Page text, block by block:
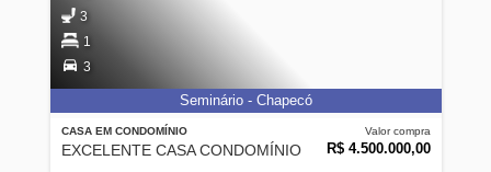
CASA EM CONDOMÍNIO
EXCELENTE CASA CONDOMÍNIO
Valor compra
R$ 4.500.000,00
3
1
3
Seminário - Chapecó